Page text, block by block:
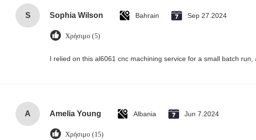
S Sophia Wilson Bahrain Sep 27.2024
Χρήσιμο (5)
I relied on this al6061 cnc machining service for a small batch
A Amelia Young Albania Jun 7.2024
Χρήσιμο (15)